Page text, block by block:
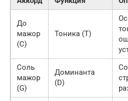
До
мажор
(C)
Тоника (T)
Соль
мажор
(G)
Доминанта
(D)